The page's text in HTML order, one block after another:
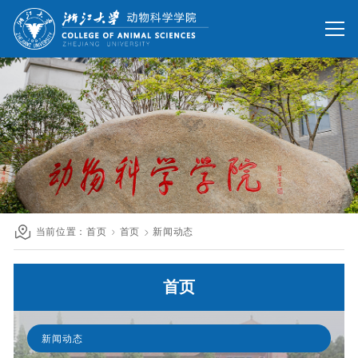
网站首页
院情总览
师资队伍
人才培养
科学研究
国际交流
发展联络
英文网站
旧版回顾
当前位置：首页 首页 新闻动态
首页
新闻动态